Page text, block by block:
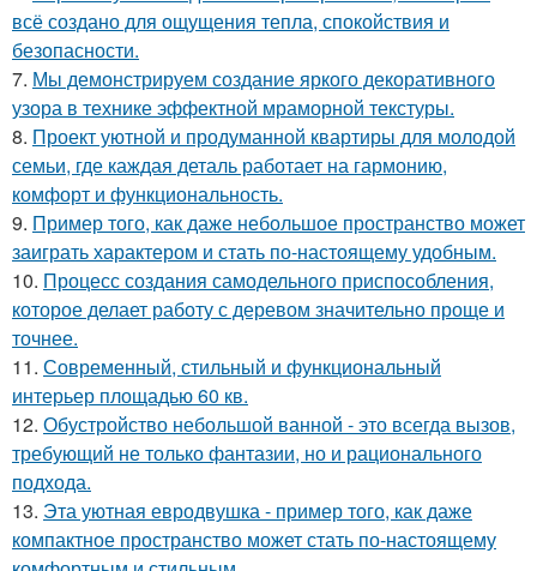
всё создано для ощущения тепла, спокойствия и
безопасности.
7. Мы демонстрируем создание яркого декоративного
узора в технике эффектной мраморной текстуры.
8. Проект уютной и продуманной квартиры для молодой
семьи, где каждая деталь работает на гармонию,
комфорт и функциональность.
9. Пример того, как даже небольшое пространство может
заиграть характером и стать по-настоящему удобным.
10. Процесс создания самодельного приспособления,
которое делает работу с деревом значительно проще и
точнее.
11. Современный, стильный и функциональный
интерьер площадью 60 кв.
12. Обустройство небольшой ванной - это всегда вызов,
требующий не только фантазии, но и рационального
подхода.
13. Эта уютная евродвушка - пример того, как даже
компактное пространство может стать по-настоящему